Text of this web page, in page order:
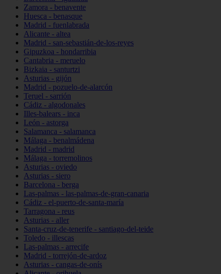
Zamora - benavente
Huesca - benasque
Madrid - fuenlabrada
Alicante - altea
Madrid - san-sebastián-de-los-reyes
Gipuzkoa - hondarribia
Cantabria - meruelo
Bizkaia - santurtzi
Asturias - gijón
Madrid - pozuelo-de-alarcón
Teruel - sarrión
Cádiz - algodonales
Illes-balears - inca
León - astorga
Salamanca - salamanca
Málaga - benalmádena
Madrid - madrid
Málaga - torremolinos
Asturias - oviedo
Asturias - siero
Barcelona - berga
Las-palmas - las-palmas-de-gran-canaria
Cádiz - el-puerto-de-santa-maría
Tarragona - reus
Asturias - aller
Santa-cruz-de-tenerife - santiago-del-teide
Toledo - illescas
Las-palmas - arrecife
Madrid - torrejón-de-ardoz
Asturias - cangas-de-onís